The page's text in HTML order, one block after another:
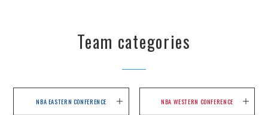
Team categories
NBA EASTERN CONFERENCE NBA WESTERN CONFERENCE